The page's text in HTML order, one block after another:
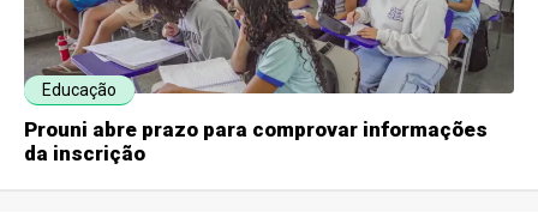
Educação
Prouni abre prazo para comprovar informações
da inscrição